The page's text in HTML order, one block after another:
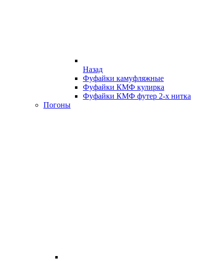
Назад
Фуфайки камуфляжные
Фуфайки КМФ кулирка
Фуфайки КМФ футер 2-х нитка
Погоны